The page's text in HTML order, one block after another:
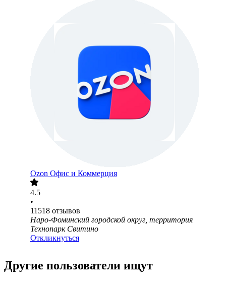
Ozon Офис и Коммерция
4.5
•
11518 отзывов
Наро-Фоминский городской округ, территория
Технопарк Свитино
Откликнуться
Другие пользователи ищут